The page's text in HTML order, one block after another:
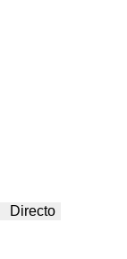
Directo